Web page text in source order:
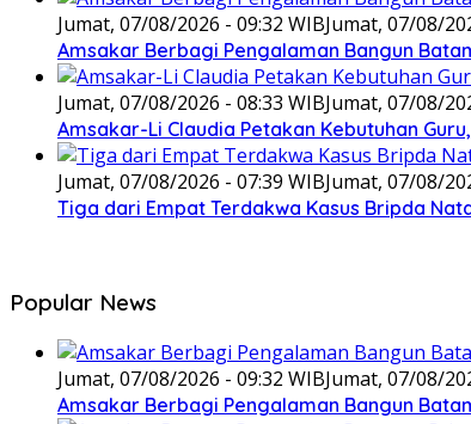
Jumat, 07/08/2026 - 09:32 WIBJumat, 07/08/
Amsakar Berbagi Pengalaman Bangun
Jumat, 07/08/2026 - 08:33 WIBJumat, 07/08/
Amsakar-Li Claudia Petakan Kebutuhan
Jumat, 07/08/2026 - 07:39 WIBJumat, 07/08/
Tiga dari Empat Terdakwa Kasus Bripda
Popular News
Jumat, 07/08/2026 - 09:32 WIBJumat, 07/08/
Amsakar Berbagi Pengalaman Bangun